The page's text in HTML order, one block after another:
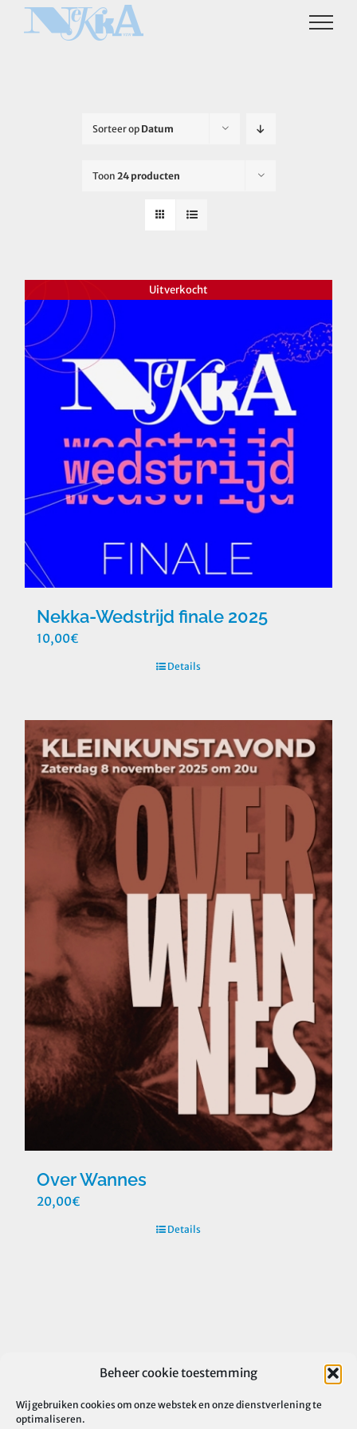
Beheer cookie toestemming
Wij gebruiken cookies om onze webstek en onze dienstverlening te
optimaliseren.
Sorteer op Datum
Toon 24 producten
Uitverkocht
Nekka-Wedstrijd finale 2025
10,00€
Details
Over Wannes
20,00€
Details